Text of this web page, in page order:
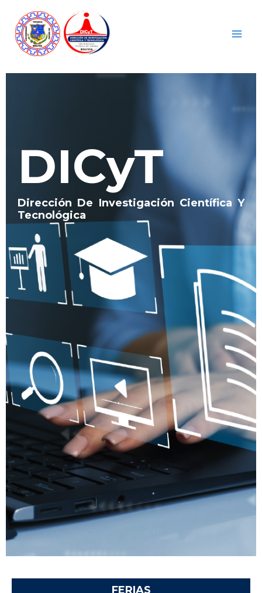
Contenido
DICyT
Dirección De Investigación Científica Y
Tecnológica
FERIAS